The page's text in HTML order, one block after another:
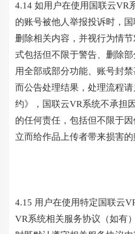
4.14 如用户在使用国联云VR
的账号被他人举报投诉时，
删除相关内容，并视行为情
式包括但不限于警告、删除
用全部或部分功能、账号封
而公告处理结果，处理流程
约》，国联云VR系统不承担
的任何责任，包括但不限于
立而给作品上传者带来损害的
4.15 用户在使用特定国联云
VR系统相关服务协议（如有